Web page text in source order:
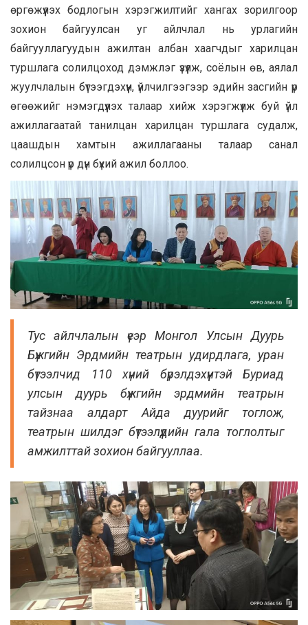
өргөжүүлэх бодлогын хэрэгжилтийг хангах зорилгоор
зохион байгуулсан уг айлчлал нь урлагийн
байгууллагуудын ажилтан албан хаагчдыг харилцан
туршлага солилцоход дэмжлэг үзүүлж, соёлын өв, аялал
жуулчлалын бүтээгдэхүүн, үйлчилгээгээр эдийн засгийн үр
өгөөжийг нэмэгдүүлэх талаар хийж хэрэгжүүлж буй үйл
ажиллагаатай танилцан харилцан туршлага судалж,
цаашдын хамтын ажиллагааны талаар санал
солилцсон үр дүн бүхий ажил боллоо.
Тус айлчлалын үеэр Монгол Улсын Дуурь
Бүжгийн Эрдмийн театрын удирдлага, уран
бүтээлчид 110 хүний бүрэлдэхүүнтэй Буриад
улсын дуурь бүжгийн эрдмийн театрын
тайзнаа алдарт Айда дуурийг тоглож,
театрын шилдэг бүтээлүүдийн гала тоглолтыг
амжилттай зохион байгууллаа.